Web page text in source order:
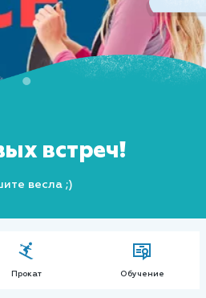
встреч!
весла ;)
Прокат Обучение